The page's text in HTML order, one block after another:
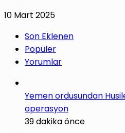
10 Mart 2025
Son Eklenen
Popüler
Yorumlar
Yemen ordusundan
operasyon
39 dakika önce